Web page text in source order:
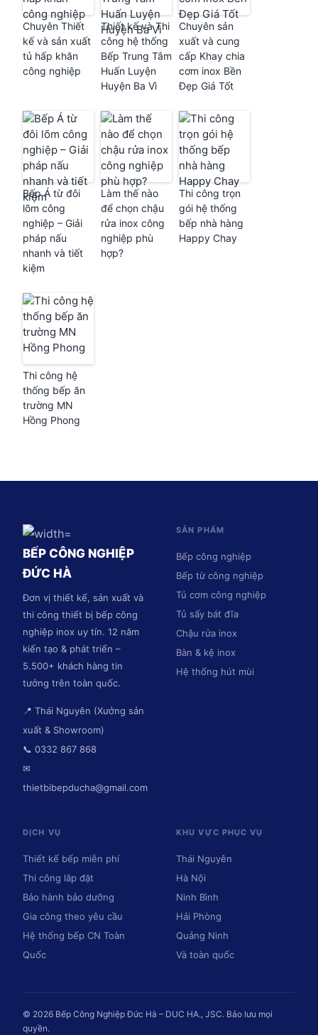
Chuyên Thiết
kế và sản xuất
tủ hấp khăn
công nghiệp
Thiết kế và Thi
công hệ thống
Bếp Trung Tâm
Huấn Luyện
Huyện Ba Vì
Chuyên sản
xuất và cung
cấp Khay chia
cơm inox Bền
Đẹp Giá Tốt
Bếp Á từ đôi
lõm công
nghiệp – Giải
pháp nấu
nhanh và tiết
kiệm
Làm thế nào
để chọn chậu
rửa inox công
nghiệp phù
hợp?
Thi công trọn
gói hệ thống
bếp nhà hàng
Happy Chay
Thi công hệ
thống bếp ăn
trường MN
Hồng Phong
BẾP CÔNG NGHIỆP
ĐỨC HÀ
Đơn vị thiết kế, sản xuất và
thi công thiết bị bếp công
nghiệp inox uy tín. 12 năm
kiến tạo & phát triển –
5.500+ khách hàng tin
tưởng trên toàn quốc.
📍 Thái Nguyên (Xưởng sản
xuất & Showroom)
📞 0332 867 868
✉
thietbibepducha@gmail.com
SẢN PHẨM
Bếp công nghiệp
Bếp từ công nghiệp
Tủ cơm công nghiệp
Tủ sấy bát đĩa
Chậu rửa inox
Bàn & kệ inox
Hệ thống hút mùi
DỊCH VỤ
Thiết kế bếp miễn phí
Thi công lắp đặt
Bảo hành bảo dưỡng
Gia công theo yêu cầu
Hệ thống bếp CN Toàn
Quốc
KHU VỰC PHỤC VỤ
Thái Nguyên
Hà Nội
Ninh Bình
Hải Phòng
Quảng Ninh
Và toàn quốc
© 2026 Bếp Công Nghiệp Đức Hà – DUC HA., JSC. Bảo lưu mọi
quyền.